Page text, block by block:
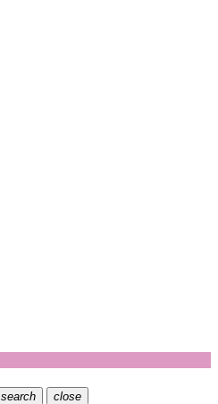
search
close